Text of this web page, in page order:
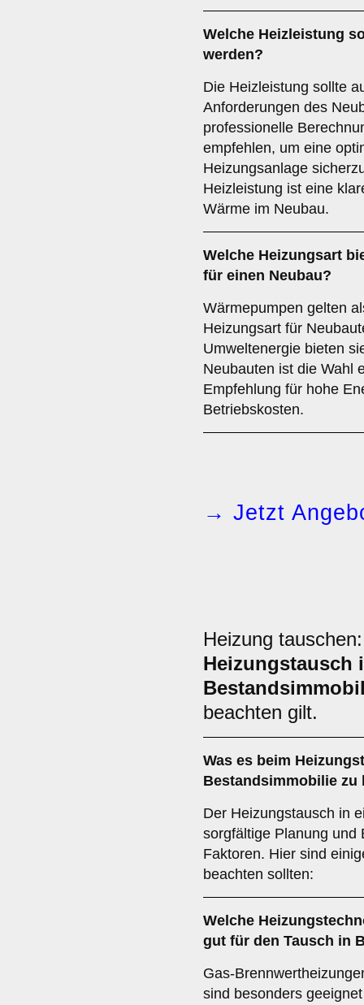
Welche Heizleistung
werden?
Die Heizleistung sollte
Anforderungen des
professionelle
empfehlen, um eine
Heizungsanlage
Heizleistung ist eine
Wärme im Neubau.
Welche Heizungsart
für einen Neubau?
Wärmepumpen gelten
Heizungsart für
Umweltenergie bieten
Neubauten ist die Wahl
Empfehlung für hohe
Betriebskosten.
→ Jetzt
Heizung
Heizungstausch
beachten gilt.
Was es beim
Bestandsimmobilie zu
Der Heizungstausch in
sorgfältige Planung und
Faktoren. Hier sind
beachten sollten:
Welche
gut für den Tausch in
Gas-
sind besonders